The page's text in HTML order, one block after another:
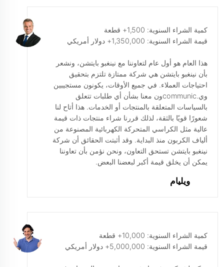
كمية الشراء السنوية: 1,500+ قطعة
قيمة الشراء السنوية: 1,350,000+ دولار أمريكي
هذا العام هو أول عام لتعاوننا مع نينغبو بايتشن، ونشعر
بأن نينغبو بايتشن هي شركة ممتازة تلتزم بتحقيق
احتياجات العملاء. في جميع الأوقات، يكونون مستجيبين
وي.communicون معنا بشأن أي طلبات تتعلق
بالسياسات المتعلقة بالمنتجات أو الخدمات. هذا أتاح لنا
شعورًا قويًا بالثقة، لذلك قررنا شراء منتجات ذات قيمة
عالية مثل الكراسي المتحركة الكهربائية المصنوعة من
ألياف الكربون منذ البداية. وقد أثبتت الحقائق أن شركة
نينغبو بايتشن تستحق التعاون، ونحن نؤمن بأن تعاوننا
يمكن أن يخلق قيمة أكبر لبعضنا البعض.
ويليام
كمية الشراء السنوية: 10,000+ قطعة
قيمة الشراء السنوية: 5,000,000+ دولار أمريكي